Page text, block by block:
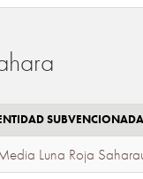
SUBVENCIONADA
Luna Roja